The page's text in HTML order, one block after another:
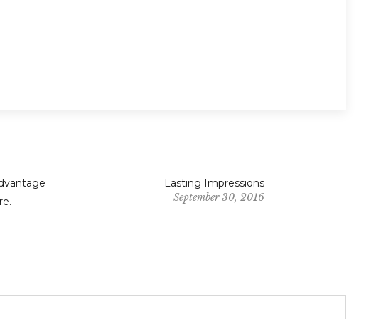
Lasting Impressions
September 30, 2016